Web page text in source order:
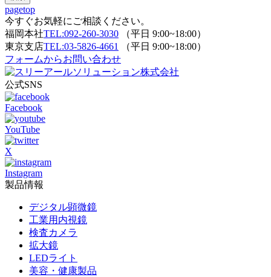
pagetop
今すぐお気軽にご相談ください。
福岡本社TEL:092-260-3030 （平日 9:00~18:00）
東京支店TEL:03-5826-4661
（平日 9:00~18:00）
フォームからお問い合わせ
公式SNS
Facebook
YouTube
X
Instagram
製品情報
デジタル顕微鏡
工業用内視鏡
検査カメラ
拡大鏡
LEDライト
美容・健康製品